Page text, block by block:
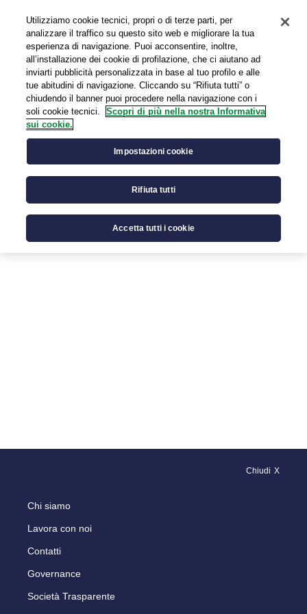
EN
Incarico di Direttore Generale
La Società attualmente non ha conferito l’incarico di
Direttore Generale.
Chiudi
Chi siamo
Lavora con noi
Contatti
Governance
Società Trasparente
Utilizziamo cookie tecnici, propri o di terze parti, per
analizzare il traffico su questo sito web e migliorare la tua
esperienza di navigazione. Puoi acconsentire, inoltre,
all’installazione dei cookie di profilazione, che ci aiutano ad
inviarti pubblicità personalizzata in base al tuo profilo e alle
tue abitudini di navigazione. Cliccando su “Rifiuta tutti” o
chiudendo il banner puoi procedere nella navigazione con i
soli cookie tecnici.
Scopri di più nella nostra Informativa
sui cookie.
Impostazioni cookie
Rifiuta tutti
Accetta tutti i cookie